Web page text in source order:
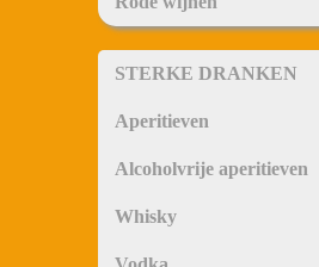
STERKE DRANKEN
Aperitieven
Alcoholvrije aperitieven
Whisky